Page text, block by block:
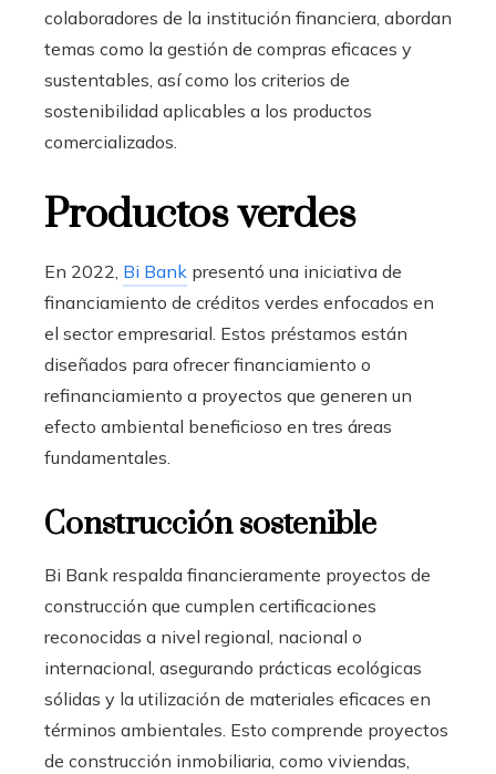
colaboradores de la institución financiera, abordan
temas como la gestión de compras eficaces y
sustentables, así como los criterios de
sostenibilidad aplicables a los productos
comercializados.
Productos verdes
En 2022, Bi Bank presentó una iniciativa de
financiamiento de créditos verdes enfocados en
el sector empresarial. Estos préstamos están
diseñados para ofrecer financiamiento o
refinanciamiento a proyectos que generen un
efecto ambiental beneficioso en tres áreas
fundamentales.
Construcción sostenible
Bi Bank respalda financieramente proyectos de
construcción que cumplen certificaciones
reconocidas a nivel regional, nacional o
internacional, asegurando prácticas ecológicas
sólidas y la utilización de materiales eficaces en
términos ambientales. Esto comprende proyectos
de construcción inmobiliaria, como viviendas,